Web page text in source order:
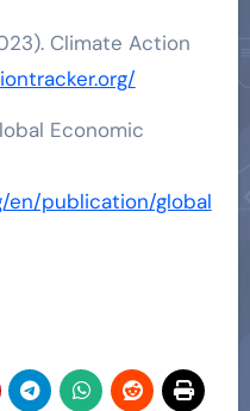
Climate Action
Economic
en/publication/global